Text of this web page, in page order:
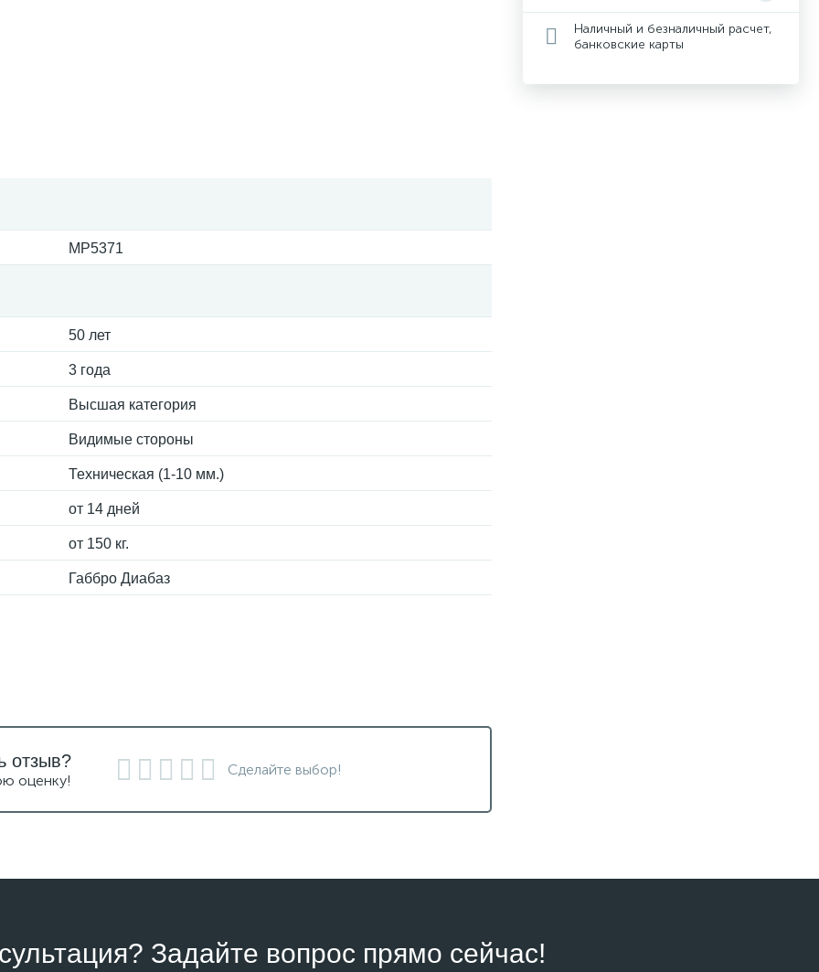
MP5371
50 лет
3 года
Высшая категория
Видимые стороны
Техническая (1-10 мм.)
от 14 дней
от 150 кг.
Габбро Диабаз
Наличный и безналичный расчет,
банковские карты
отзыв?
оценку!
Сделайте выбор!
Задайте вопрос прямо сейчас!